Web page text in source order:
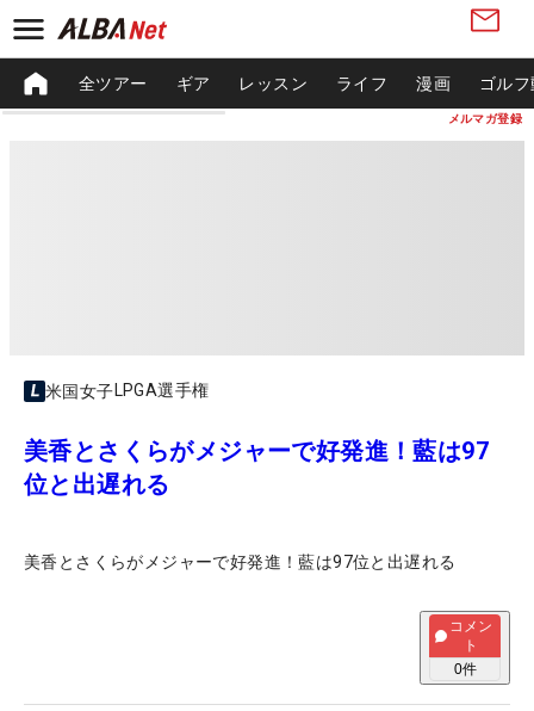
メルマガ登録
全ツアー ギア レッスン ライフ 漫画 ゴル
米国女子LPGA選手権
美香とさくらがメジャーで好発進！藍は97
位と出遅れる
美香とさくらがメジャーで好発進！藍は97位と出遅れる
コメン
ト
0件